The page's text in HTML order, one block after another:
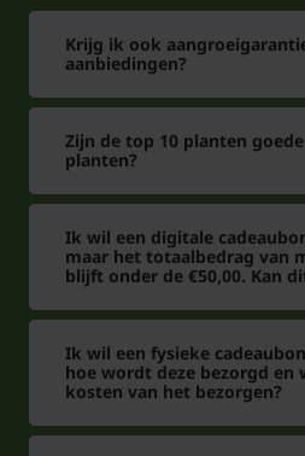
Krijg ik ook
aanbiedingen?
Zijn de top 10 planten
planten?
Ik wil een digitale
maar het totaalbedrag van
blijft onder de €50,00. Kan
Ik wil een fysieke
hoe wordt deze bezorgd en
kosten van het bezorgen?